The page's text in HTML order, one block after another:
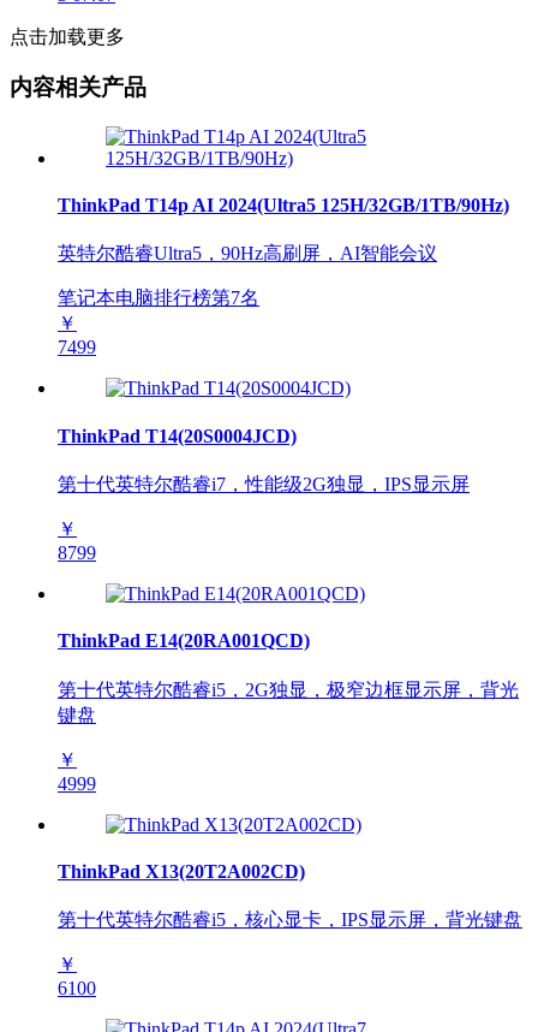
点击加载更多
内容相关产品
ThinkPad T14p AI 2024(Ultra5 125H/32GB/1TB/90Hz)
英特尔酷睿Ultra5，90Hz高刷屏，AI智能会议
笔记本电脑排行榜第7名
￥
7499
ThinkPad T14(20S0004JCD)
第十代英特尔酷睿i7，性能级2G独显，IPS显示屏
￥
8799
ThinkPad E14(20RA001QCD)
第十代英特尔酷睿i5，2G独显，极窄边框显示屏，背光
键盘
￥
4999
ThinkPad X13(20T2A002CD)
第十代英特尔酷睿i5，核心显卡，IPS显示屏，背光键盘
￥
6100